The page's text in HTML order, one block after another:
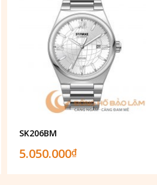
SK206BM
5.050.000₫